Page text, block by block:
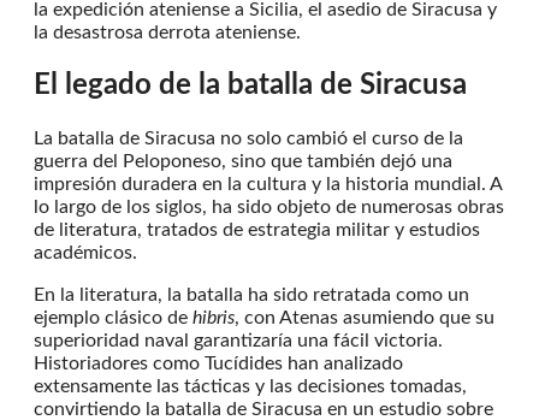
la expedición ateniense a Sicilia, el asedio de Siracusa y
la desastrosa derrota ateniense.
El legado de la batalla de Siracusa
La batalla de Siracusa no solo cambió el curso de la
guerra del Peloponeso, sino que también dejó una
impresión duradera en la cultura y la historia mundial. A
lo largo de los siglos, ha sido objeto de numerosas obras
de literatura, tratados de estrategia militar y estudios
académicos.
En la literatura, la batalla ha sido retratada como un
ejemplo clásico de hibris, con Atenas asumiendo que su
superioridad naval garantizaría una fácil victoria.
Historiadores como Tucídides han analizado
extensamente las tácticas y las decisiones tomadas,
convirtiendo la batalla de Siracusa en un estudio sobre